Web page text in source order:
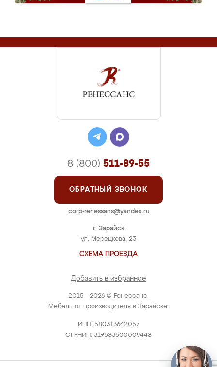
2015 - 2026 © Ренессанс.
Мебель от производителя в Зарайске.
ИНН: 580313642057
ОГРНИП: 317583500009448
г. Зарайск
ул. Мерецкова, 23
СХЕМА ПРОЕЗДА
Добавить в избранное
8 (800) 511-89-55
ОБРАТНЫЙ ЗВОНОК
corp-renessans@yandex.ru